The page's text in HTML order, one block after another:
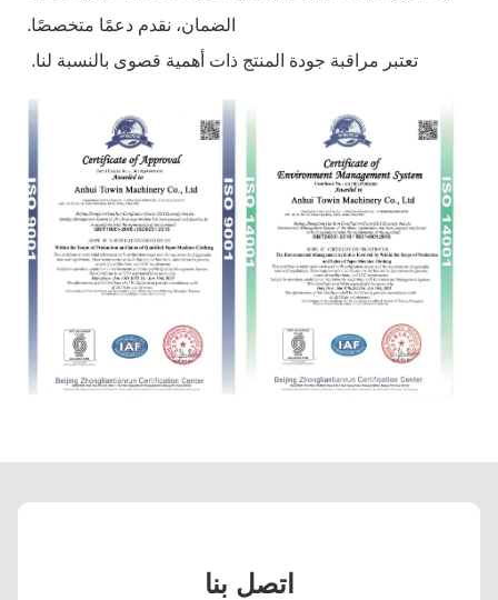
الضمان، نقدم دعمًا متخصصًا.
تعتبر مراقبة جودة المنتج ذات أهمية قصوى بالنسبة لنا.
اتصل بنا